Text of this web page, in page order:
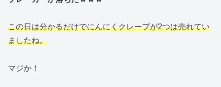
この日は分かるだけでにんにくクレープが2つは売れてい
ましたね。
マジか！